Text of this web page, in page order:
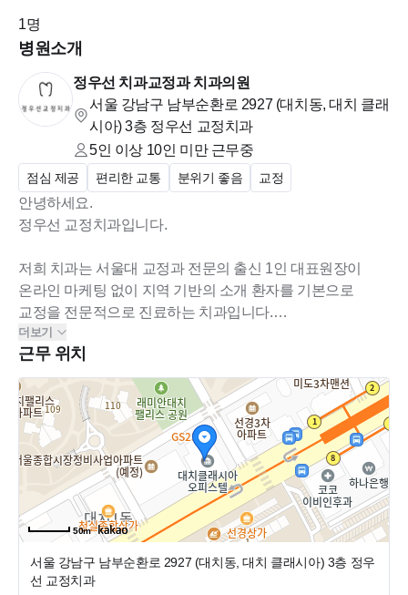
1명
병원소개
정우선 치과교정과 치과의원
서울 강남구 남부순환로 2927 (대치동, 대치 클래
시아) 3층 정우선 교정치과
5인 이상 10인 미만근무중
점심 제공 편리한 교통 분위기 좋음 교정
안녕하세요.
정우선 교정치과입니다.
저희 치과는 서울대 교정과 전문의 출신 1인 대표원장이
온라인 마케팅 없이 지역 기반의 소개 환자를 기본으로
교정을 전문적으로 진료하는 치과입니다.
좋은 대우와 분위기 속에서 즐겁게 일하며,
사람과의 관계를 중요시하는 인정적인 선생님을 모십니다.
감사합니다.
★ 구성원 ★
- 원장님 1명 (교정전문의)
- 데스크 2명 (치위생사)
- 진료실 4명 (치위생사)
더보기
근무 위치
50m
서울 강남구 남부순환로 2927 (대치동, 대치 클래시아) 3층 정우
선 교정치과